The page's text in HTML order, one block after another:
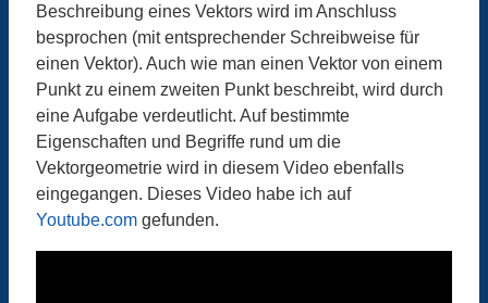
Beschreibung eines Vektors wird im Anschluss
besprochen (mit entsprechender Schreibweise für
einen Vektor). Auch wie man einen Vektor von einem
Punkt zu einem zweiten Punkt beschreibt, wird durch
eine Aufgabe verdeutlicht. Auf bestimmte
Eigenschaften und Begriffe rund um die
Vektorgeometrie wird in diesem Video ebenfalls
eingegangen. Dieses Video habe ich auf
Youtube.com gefunden.